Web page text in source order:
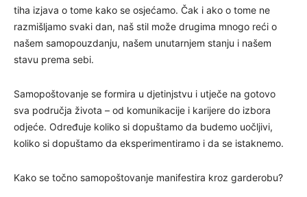
tiha izjava o tome kako se osjećamo. Čak i ako o tome ne
razmišljamo svaki dan, naš stil može drugima mnogo reći o
našem samopouzdanju, našem unutarnjem stanju i našem
stavu prema sebi.
Samopoštovanje se formira u djetinjstvu i utječe na gotovo
sva područja života – od komunikacije i karijere do izbora
odjeće. Određuje koliko si dopuštamo da budemo uočljivi,
koliko si dopuštamo da eksperimentiramo i da se istaknemo.
Kako se točno samopoštovanje manifestira kroz garderobu?